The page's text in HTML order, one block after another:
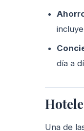
día a
Una de